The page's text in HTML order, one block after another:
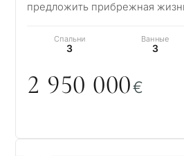
предложить прибрежная
линии моря, распо…
Спальни
3
Ванные
3
2 950 000€